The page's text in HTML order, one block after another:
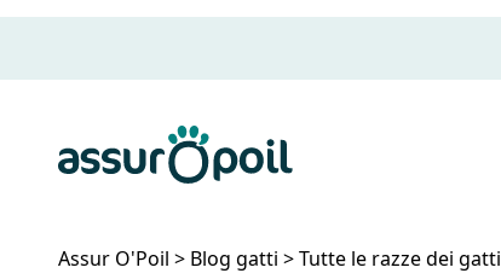
Assur O'Poil > Blog gatti >Tutte le razze dei gatti